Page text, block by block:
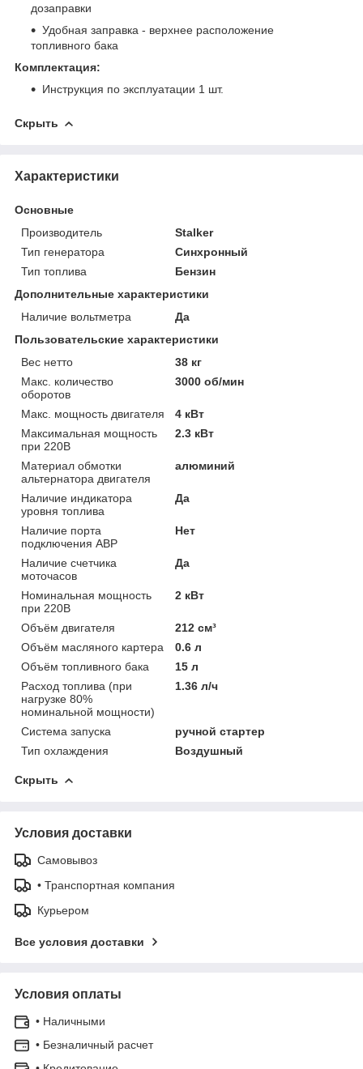
дозаправки
Удобная заправка - верхнее расположение
топливного бака
Комплектация:
Инструкция по эксплуатации 1 шт.
Скрыть
Характеристики
Основные
Производитель
Stalker
Тип генератора
Синхронный
Тип топлива
Бензин
Дополнительные характеристики
Наличие вольтметра
Да
Пользовательские характеристики
Вес нетто
38 кг
Макс. количество
оборотов
3000 об/мин
Макс. мощность двигателя
4 кВт
Максимальная мощность
при 220В
2.3 кВт
Материал обмотки
альтернатора двигателя
алюминий
Наличие индикатора
уровня топлива
Да
Наличие порта
подключения АВР
Нет
Наличие счетчика
моточасов
Да
Номинальная мощность
при 220В
2 кВт
Объём двигателя
212 см³
Объём масляного картера
0.6 л
Объём топливного бака
15 л
Расход топлива (при
нагрузке 80%
номинальной мощности)
1.36 л/ч
Система запуска
ручной стартер
Тип охлаждения
Воздушный
Скрыть
Условия доставки
Самовывоз
• Транспортная компания
Курьером
Все условия доставки
Условия оплаты
• Наличными
• Безналичный расчет